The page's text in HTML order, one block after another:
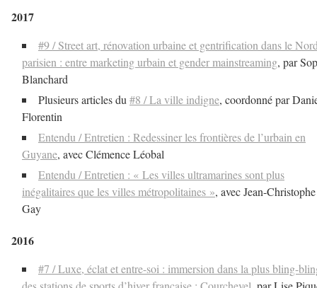
2017
#9 / Street art, rénovation urbaine et gentrification dans le
parisien : entre marketing urbain et gender mainstreaming, par
Blanchard
Plusieurs articles du#8 / La ville indigne, coordonné par
Florentin
Entendu / Entretien : Redessiner les frontières de l’urbain en
Guyane, avec Clémence Léobal
Entendu / Entretien : « Les villes ultramarines sont plus
inégalitaires que les villes métropolitaines », avec Jean-Christophe
Gay
2016
#7 / Luxe, éclat et entre-soi : immersion dans la plus bling-